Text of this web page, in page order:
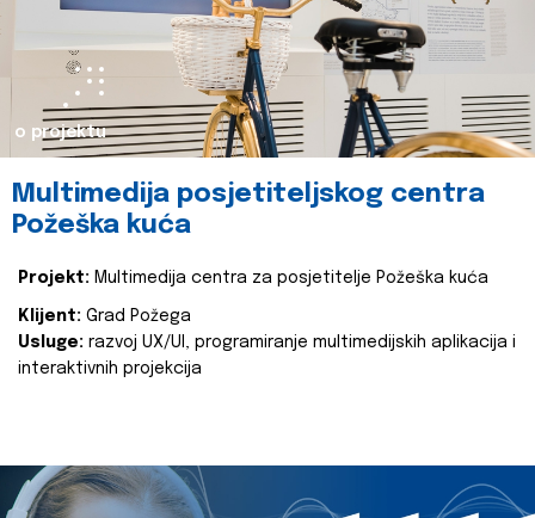
o projektu
Multimedija posjetiteljskog centra
Požeška kuća
Projekt: Multimedija centra za posjetitelje Požeška kuća
Klijent: Grad Požega
Usluge: razvoj UX/UI, programiranje multimedijskih aplikacija i
interaktivnih projekcija